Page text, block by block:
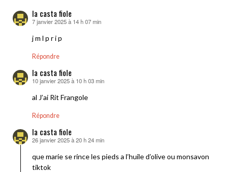
la casta fiole
dit :
7 janvier 2025 à 14 h 07 min
j m l p r i p
Répondre
la casta fiole
dit :
10 janvier 2025 à 10 h 03 min
al J’ai Rit Frangole
Répondre
la casta fiole
dit :
26 janvier 2025 à 20 h 24 min
que marie se rince les pieds a l’huile d’olive ou monsavon
tiktok